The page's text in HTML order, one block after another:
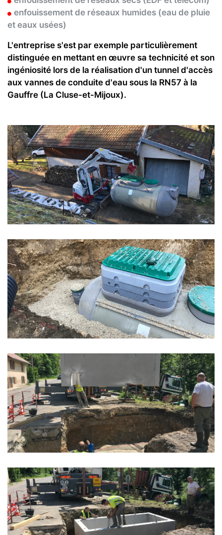
enfouissement de réseaux humides (eau de pluie
et eaux usées)
L'entreprise s'est par exemple particulièrement
distinguée en mettant en œuvre sa technicité et son
ingéniosité lors de la réalisation d'un tunnel d'accès
aux vannes de conduite d'eau sous la RN57 à la
Gauffre (La Cluse-et-Mijoux).